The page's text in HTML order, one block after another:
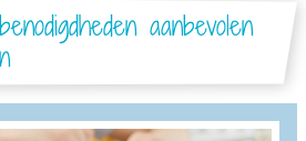
aanbevolen